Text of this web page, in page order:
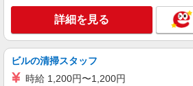
詳細を見る
ビルの清掃スタッフ
時給 1,200円〜1,200円